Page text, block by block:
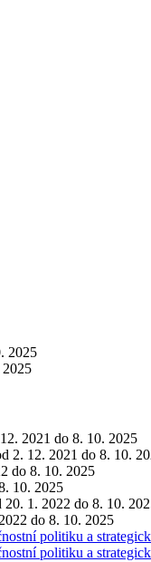
2025
2021 do 8. 10. 2025
2. 12. 2021 do 8. 10.
do 8. 10. 2025
10. 2025
20. 1. 2022 do 8. 10.
do 8. 10. 2025
politiku a
politiku a